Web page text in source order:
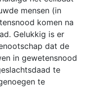
mensen (in
komen na
Gelukkig is er
dat de
in gewetensnood
te
te